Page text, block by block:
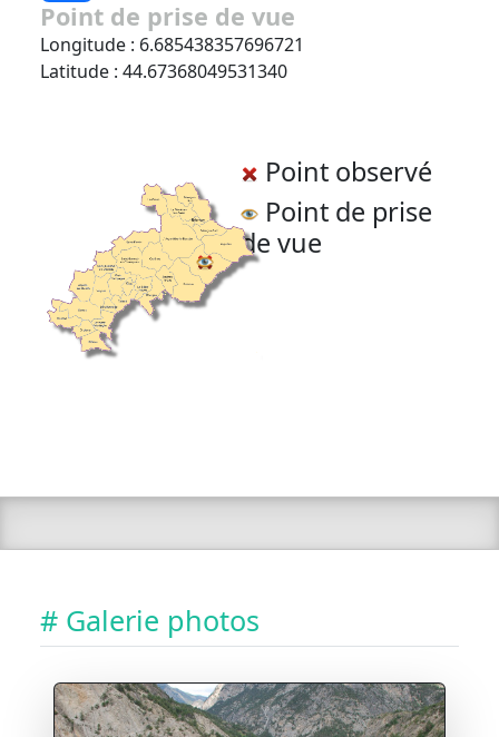
Point de prise de vue
Longitude : 6.685438357696721
Latitude : 44.67368049531340
Point observé
Point de prise
de vue
# Galerie photos